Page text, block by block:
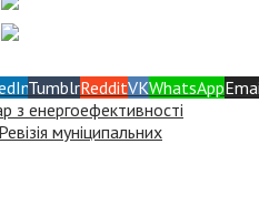
TumblrRedditVKWhatsApp
з енергоефективності
муніципальних